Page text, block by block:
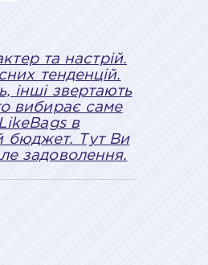
та настрій.
тенденцій.
інші звертають
вибирає саме
в
бюджет. Тут Ви
задоволення.